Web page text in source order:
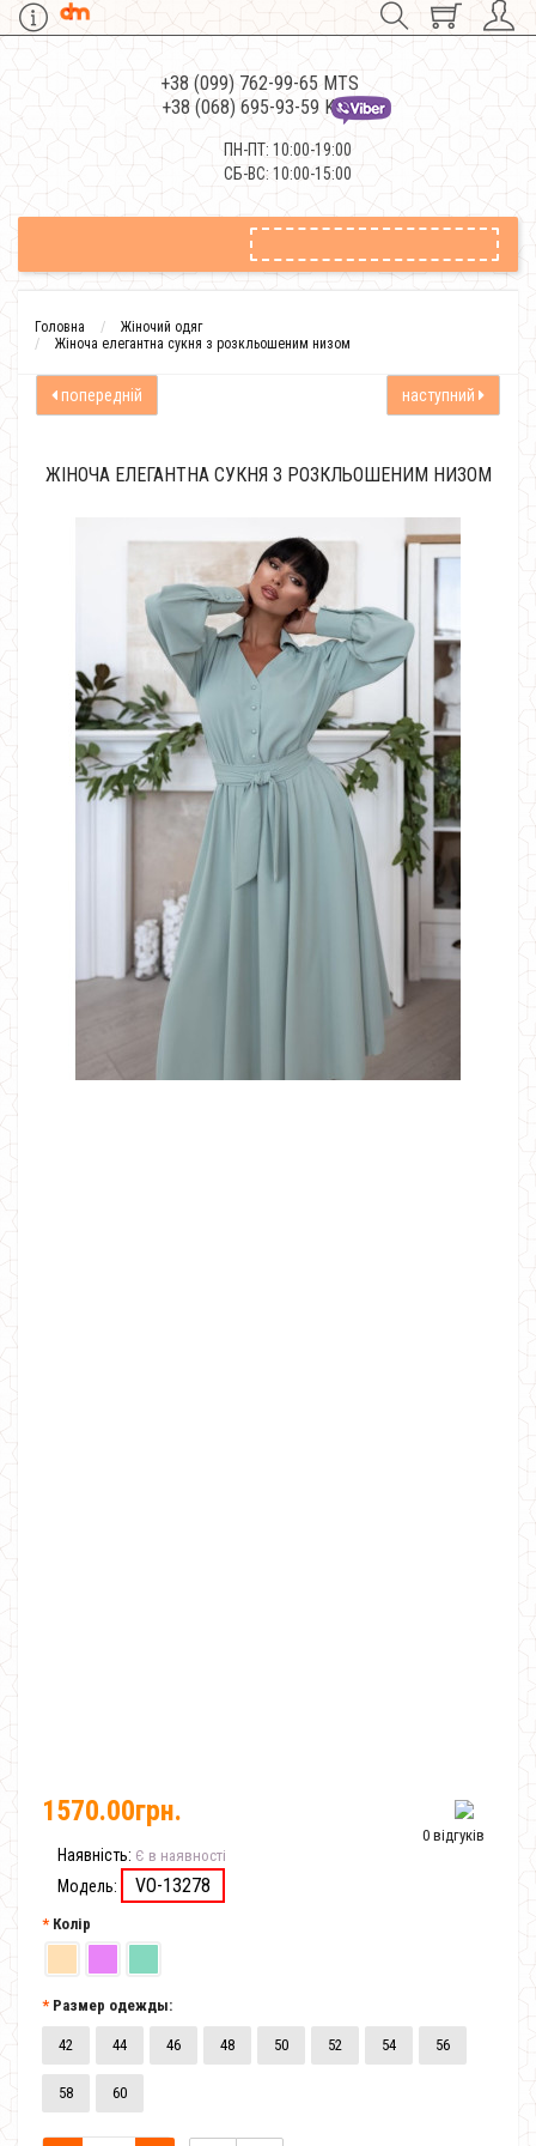
+38 (099) 762-99-65 MTS
+38 (068) 695-93-59 Kievstar
ПН-ПТ: 10:00-19:00
СБ-ВС: 10:00-15:00
Головна
Жіночий одяг
Жіноча елегантна сукня з розкльошеним низом
попередній наступний
ЖІНОЧА ЕЛЕГАНТНА СУКНЯ З РОЗКЛЬОШЕНИМ НИЗОМ
0 відгуків
1570.00грн.
Наявність: Є в наявності
Модель: VO-13278
Колір
Размер одежды:
42 44 46 48 50 52 54 56
58 60